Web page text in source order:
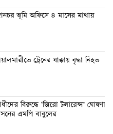
ভূমি অফিসে ৪ মাসের মাথায়
ট্রেনের ধাক্কায় বৃদ্ধা নিহত
বিরুদ্ধে ‘জিরো টলারেন্স’ ঘোষণা
এমপি বাবুলের